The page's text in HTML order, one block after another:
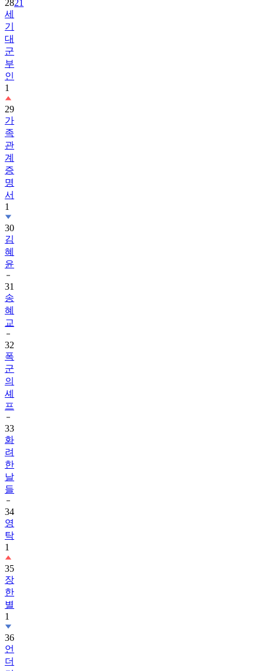
2821
세
기
대
군
부
인
1
29
가
족
관
계
증
명
서
1
30
김
혜
윤
31
송
혜
교
32
폭
군
의
셰
프
33
화
려
한
날
들
34
영
탁
1
35
장
한
별
1
36
언
더